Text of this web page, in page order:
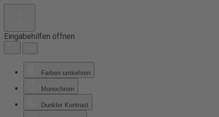
Eingabehilfen öffnen
Farben umkehren
Monochrom
Dunkler Kontrast